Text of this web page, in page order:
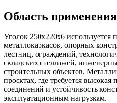
Область применения
Уголок 250х220х6 используется
металлокаркасов, опорных
лестниц, ограждений,
складских стеллажей,
строительных объектов.
проектах, где требуется высокая
соединений и устойчивость
эксплуатационным нагрузкам.